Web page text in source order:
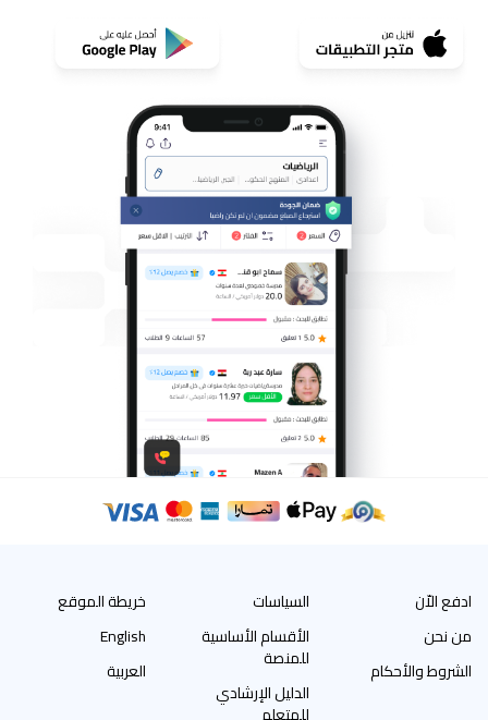
ادفع الاّن
من نحن
الشروط والأحكام
السياسات
الأقسام الأساسية
للمنصة
الدليل الإرشادي
خريطة الموقع
English
العربية